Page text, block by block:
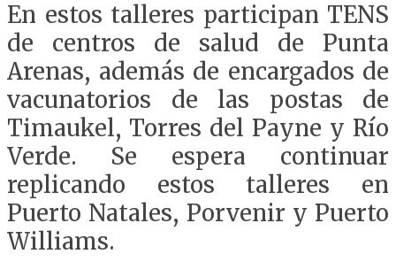
En estos talleres participan TENS
de centros de salud de Punta
Arenas, además de encargados de
vacunatorios de las postas de
Timaukel, Torres del Payne y Río
Verde. Se espera continuar
replicando estos talleres en
Puerto Natales, Porvenir y Puerto
Williams.